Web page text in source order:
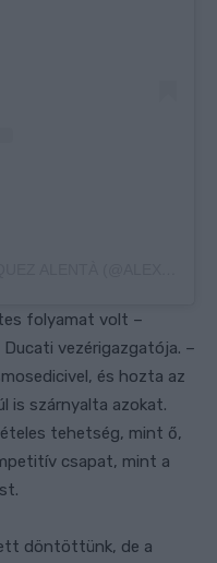
folyamat volt –
Ducati vezérigazgatója. –
és hozta az
is szárnyalta azokat.
tehetség, mint ő,
csapat, mint a
döntöttünk, de a